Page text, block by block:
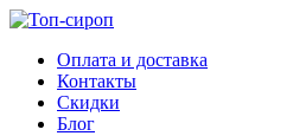
Оплата и доставка
Контакты
Скидки
Блог